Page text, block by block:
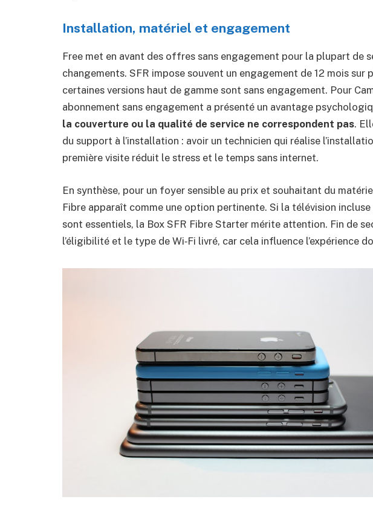
Installation, matériel et engagement
Free met en avant des offres sans engagement pour la plupart de
changements. SFR impose souvent un engagement de 12 mois sur
certaines versions haut de gamme sont sans engagement. Pour
abonnement sans engagement a présenté un avantage
la couverture ou la qualité de service ne correspondent pas.
du support à l’installation : avoir un technicien qui réalise
première visite réduit le stress et le temps sans internet.
En synthèse, pour un foyer sensible au prix et souhaitant du
Fibre apparaît comme une option pertinente. Si la télévision
sont essentiels, la Box SFR Fibre Starter mérite attention. Fin de
l’éligibilité et le type de Wi‑Fi livré, car cela influence l’expérience